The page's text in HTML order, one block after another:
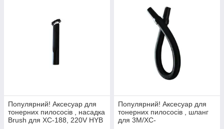
Популярний! Аксесуар для
тонерних пилососів , насадка
Brush для XC-188, 220V HYB
Популярний! Аксесуар для
тонерних пилососів , шланг
для 3М/XC-